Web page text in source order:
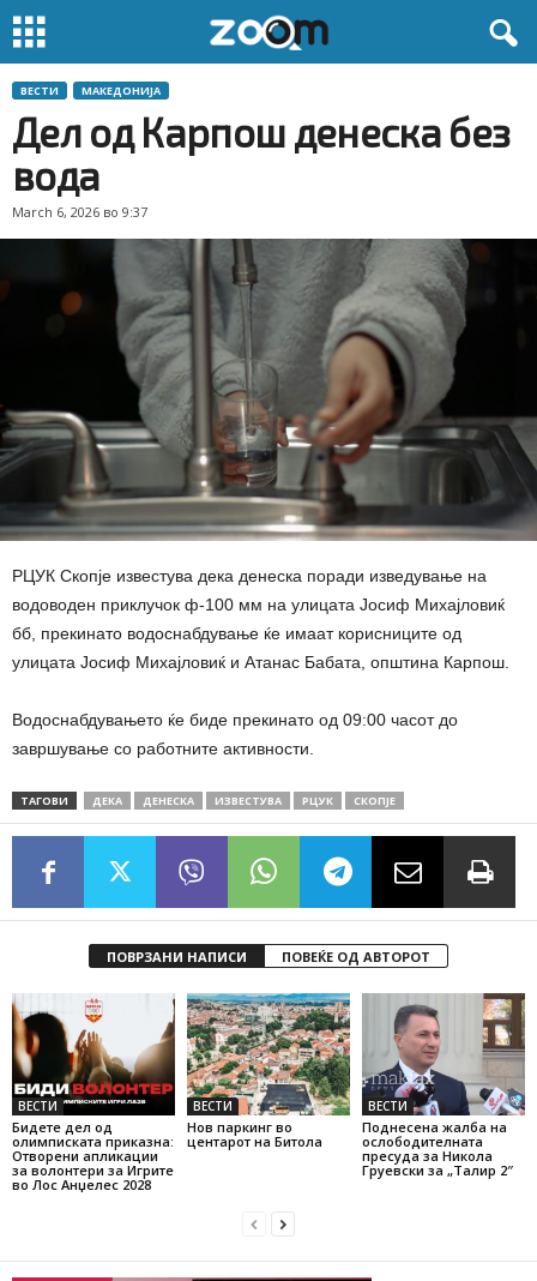
ВЕСТИ МАКЕДОНИЈА
Дел од Карпош денеска без
вода
March 6, 2026 во 9:37
РЦУК Скопје известува дека денеска поради изведување на
водоводен приклучок ф-100 мм на улицата Јосиф Михајловиќ
бб, прекинато водоснабдување ќе имаат корисниците од
улицата Јосиф Михајловиќ и Атанас Бабата, општина Карпош.
Водоснабдувањето ќе биде прекинато од 09:00 часот до
завршување со работните активности.
ТАГОВИ ДЕКА ДЕНЕСКА ИЗВЕСТУВА РЦУК СКОПЈЕ
ПОВРЗАНИ НАПИСИ ПОВЕЌЕ ОД АВТОРОТ
ВЕСТИ
Бидете дел од
олимписката приказна:
Отворени апликации
за волонтери за Игрите
во Лос Анџелес 2028
ВЕСТИ
Нов паркинг во
центарот на Битола
ВЕСТИ
Поднесена жалба на
ослободителната
пресуда за Никола
Груевски за „Талир 2″